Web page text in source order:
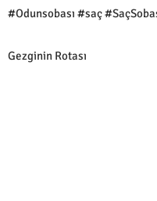
#Odunsobası #saç
Gezginin Rotası